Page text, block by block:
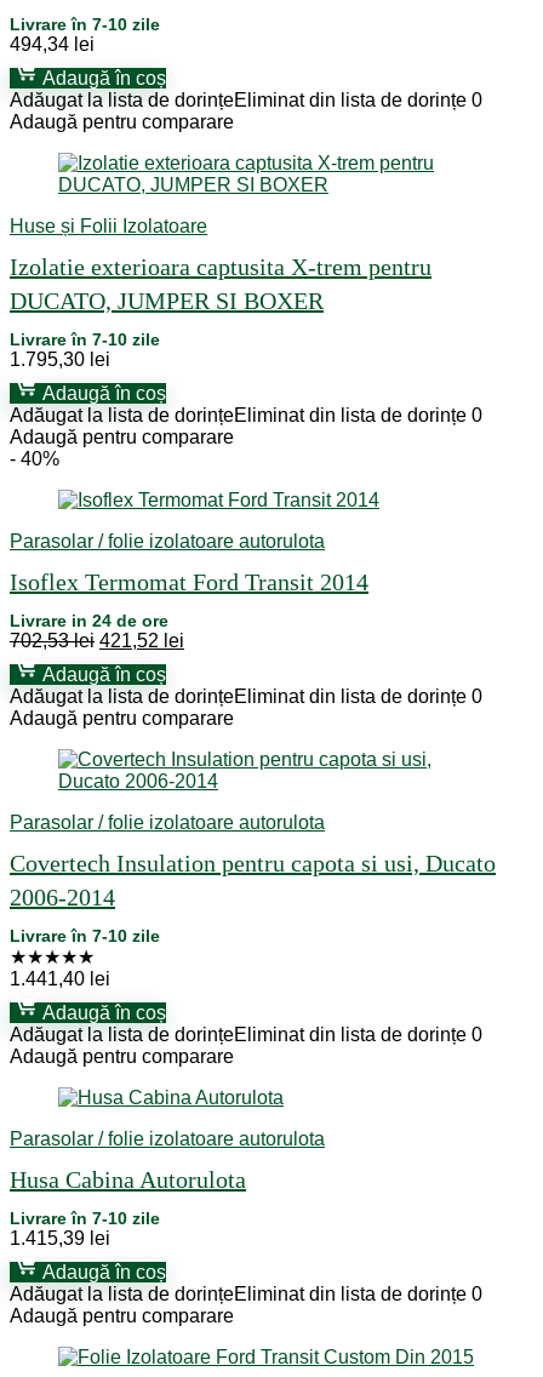
Livrare în 7-10 zile
494,34 lei
Adaugă în coș
Adăugat la lista de dorințeEliminat din lista de dorințe 0
Adaugă pentru comparare
Huse și Folii Izolatoare
Izolatie exterioara captusita X-trem pentru
DUCATO, JUMPER SI BOXER
Livrare în 7-10 zile
1.795,30 lei
Adaugă în coș
Adăugat la lista de dorințeEliminat din lista de dorințe 0
Adaugă pentru comparare
- 40%
Parasolar / folie izolatoare autorulota
Isoflex Termomat Ford Transit 2014
Livrare in 24 de ore
702,53lei Prețul
inițial
a
fost:
702,53 lei.
421,52 lei
421,52 lei.
Adaugă în coș
Adăugat la lista de dorințeEliminat din lista de dorințe 0
Adaugă pentru comparare
Parasolar / folie izolatoare autorulota
Covertech Insulation pentru capota si usi, Ducato
2006-2014
Livrare în 7-10 zile
★★★★★
1.441,40 lei
Adaugă în coș
Adăugat la lista de dorințeEliminat din lista de dorințe 0
Adaugă pentru comparare
Parasolar / folie izolatoare autorulota
Husa Cabina Autorulota
Livrare în 7-10 zile
1.415,39 lei
Adaugă în coș
Adăugat la lista de dorințeEliminat din lista de dorințe 0
Adaugă pentru comparare